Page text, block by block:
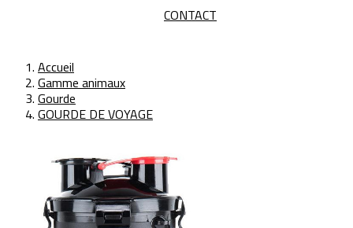
CONTACT
Accueil
Gamme animaux
Gourde
GOURDE DE VOYAGE